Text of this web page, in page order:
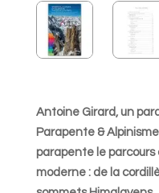
Antoine Girard, un
Parapente &
parapente le parcours
moderne : de la